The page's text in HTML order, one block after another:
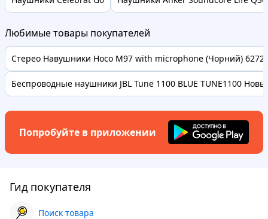
Любимые товары покупателей
Стерео Навушники Hoco M97 with microphone (Чорний)
Беспроводные наушники JBL Tune 1100 BLUE TUNE1100
Попробуйте в приложении
Гид покупателя
Поиск товара